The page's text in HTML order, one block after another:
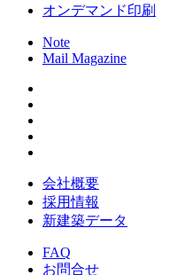
オンデマンド印刷
Note
Mail Magazine
会社概要
採用情報
新建築データ
FAQ
お問合せ